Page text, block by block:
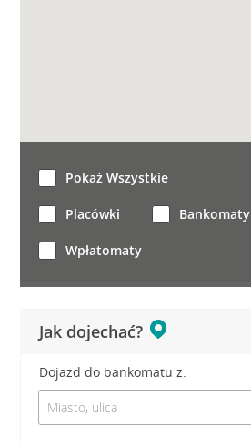
Jak dojechać?
Dojazd do bankomatu z:
Pokaż Wszystkie
Placówki Bankomaty
Wpłatomaty